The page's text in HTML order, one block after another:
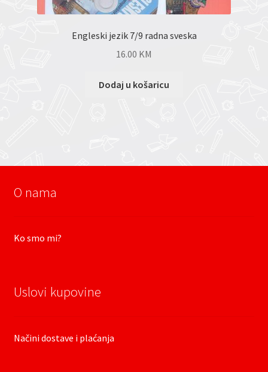
Engleski jezik 7/9 radna sveska
16.00 KM
Dodaj u košaricu
O nama
Ko smo mi?
Uslovi kupovine
Načini dostave i plaćanja